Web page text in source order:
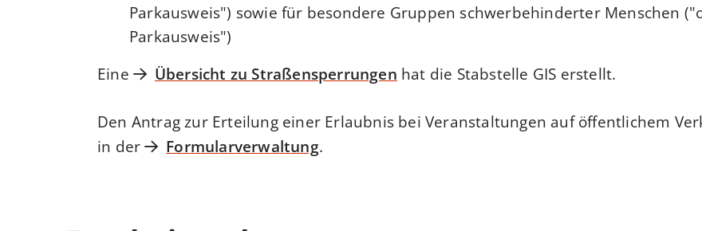
Parkausweis") sowie für besondere Gruppen schwerbehinderter Menschen
Parkausweis")
Eine
Übersicht zu Straßensperrungen hat die Stabstelle GIS erstellt.
Den Antrag zur Erteilung einer Erlaubnis bei Veranstaltungen auf öffentlichem
in der
Formularverwaltung.